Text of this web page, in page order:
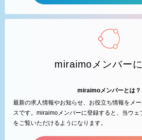
miraimoメンバー
miraimoメンバーとは？
最新の求人情報やお知らせ、お役立ち情報をメ
スです。miraimoメンバーに登録すると、当ウェ
をご覧いただけるようになります。